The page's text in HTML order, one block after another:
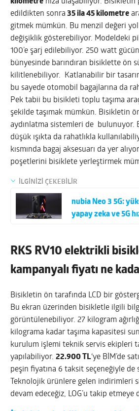
edildikten sonra 35 ila 45 kilometre
gitmek mümkün. Bu menzil değeri
değişiklik gösterebiliyor. Modeldeki
100’e şarj edilebiliyor. 250 watt
bünyesinde barındıran bisiklette ön
kilitlenebiliyor. Katlanabilir bir
bu sayede otomobil bagajlarına da
Pek tabii bu bisikleti toplu taşıma
şekilde taşımak mümkün. Bisikletin
aydınlatma sistemleri de bulunuyor.
düşük ışıkta da rahatlıkla
kısmında bagaj aksesuarı da yer
poşetlerini bisiklete yerleştirmek
İLGİNİZİ ÇEKEBİLİR
nubia Neo 3 5G:
yapay zeka ve 5G
RKS RV10 elektrikli
kampanyalı fiyatı ne
Bisikletin ön tarafında LCD bir
Bu ekran üzerinden bisikletle ilgili
görüntülenebiliyor. 27 kilogram
kilograma kadar taşıma kapasitesi
kurulum işlemi teknik servis ekipleri
yapılabiliyor.22.900 TL‘ye BİM’de
peşin fiyatına 6 taksit seçeneğiyle de
Teknolojik ürünlere gelen indirimleri
devam edeceğiz, LOG’u takip etmeye